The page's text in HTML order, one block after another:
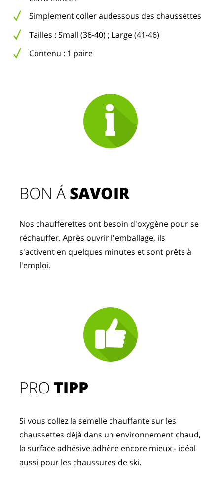
Simplement coller audessous des chaussettes
Tailles : Small (36-40) ; Large (41-46)
Contenu : 1 paire
PROTIPP
Si vous collez la semelle chauffante sur les
chaussettes déjà dans un environnement chaud,
la surface adhésive adhère encore mieux - idéal
aussi pour les chaussures de ski.
BON Á SAVOIR
Nos chaufferettes ont besoin d'oxygène pour se
réchauffer. Après ouvrir l'emballage, ils
s'activent en quelques minutes et sont prêts à
l'emploi.